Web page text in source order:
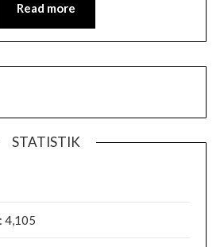
Read more
STATISTIK
4,105